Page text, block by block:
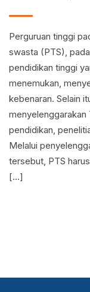
Perguruan tinggi
swasta (PTS),
pendidikan tinggi
menemukan,
kebenaran. Selain
menyelenggarakan
pendidikan,
Melalui
tersebut, PTS
[…]